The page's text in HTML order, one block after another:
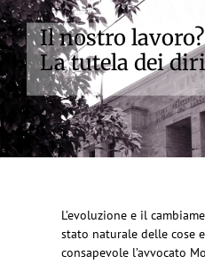
Il nostro lavoro?
La tutela dei
L’evoluzione e il
stato naturale delle cose
consapevole l’avvocato